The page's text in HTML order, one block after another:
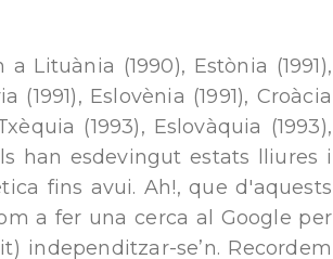
Lituània (1990), Estònia (1991),
(1991), Eslovènia (1991), Croàcia
(1993), Eslovàquia (1993),
han esdevingut estats lliures i
fins avui. Ah!, que d'aquests
a fer una cerca al Google per
independitzar-se’n. Recordem